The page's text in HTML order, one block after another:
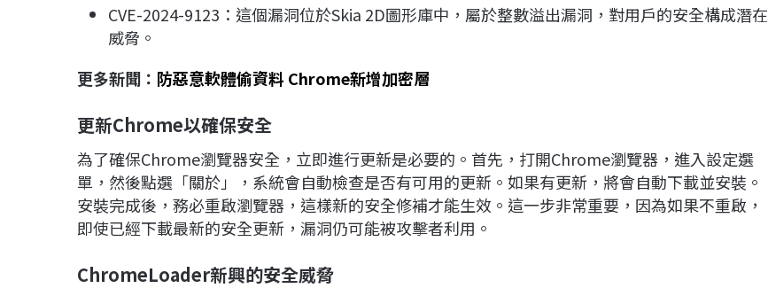
CVE-2024-9123：這個漏洞位於Skia 2D圖形庫中，屬於整數溢出漏洞，對用戶的安全構成潛在
威脅。
更多新聞： 防惡意軟體偷資料 Chrome新增加密層
更新Chrome以確保安全
為了確保Chrome瀏覽器安全，立即進行更新是必要的。首先，打開Chrome瀏覽器，進入設定選
單，然後點選「關於」，系統會自動檢查是否有可用的更新。如果有更新，將會自動下載並安裝。
安裝完成後，務必重啟瀏覽器，這樣新的安全修補才能生效。這一步非常重要，因為如果不重啟，
即使已經下載最新的安全更新，漏洞仍可能被攻擊者利用。
ChromeLoader新興的安全威脅